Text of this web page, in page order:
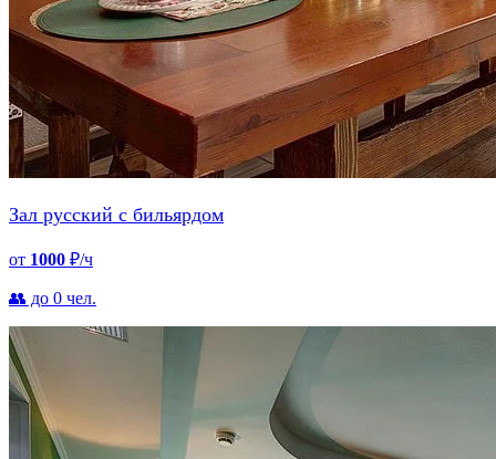
Зал русский с бильярдом
от 1000 ₽/ч
👥 до 0 чел.